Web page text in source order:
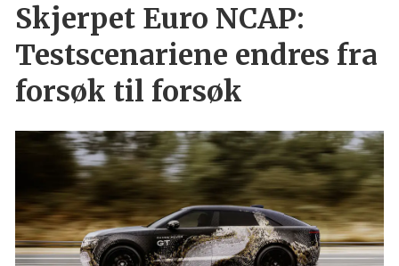
Skjerpet Euro NCAP:
Testscenariene endres fra
forsøk til forsøk